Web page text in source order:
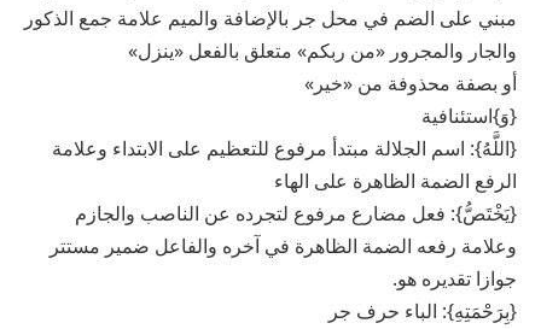
مبني على الضم في محل جر بالإضافة والميم علامة جمع الذكور
والجار والمجرور «من ربكم» متعلق بالفعل «ينزل»
أو بصفة محذوفة من «خير»
{وَ}استئنافية
{اللَّهُ}: اسم الجلالة مبتدأ مرفوع للتعظيم على الابتداء وعلامة
الرفع الضمة الظاهرة على الهاء
{يَخْتَصُّ}: فعل مضارع مرفوع لتجرده عن الناصب والجازم
وعلامة رفعه الضمة الظاهرة في آخره والفاعل ضمير مستتر
جوازا تقديره هو.
{بِرَحْمَتِهِ}: الباء حرف جر